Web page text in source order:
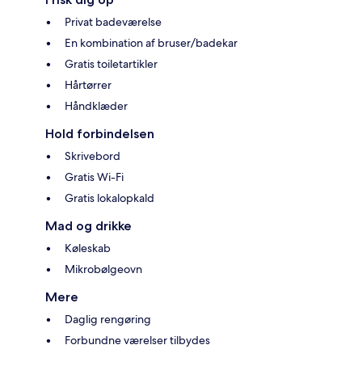
Privat badeværelse
En kombination af bruser/badekar
Gratis toiletartikler
Hårtørrer
Håndklæder
Hold forbindelsen
Skrivebord
Gratis Wi-Fi
Gratis lokalopkald
Mad og drikke
Køleskab
Mikrobølgeovn
Mere
Daglig rengøring
Forbundne værelser tilbydes